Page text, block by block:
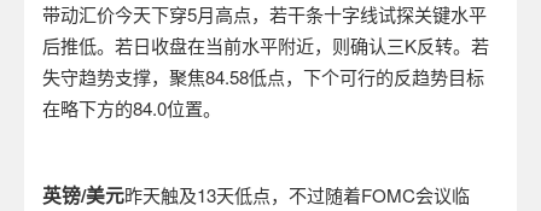
带动汇价今天下穿5月高点，若干条十字线试探关键水平
后推低。若日收盘在当前水平附近，则确认三K反转。若
失守趋势支撑，聚焦84.58低点，下个可行的反趋势目标
在略下方的84.0位置。
英镑/美元昨天触及13天低点，不过随着FOMC会议临